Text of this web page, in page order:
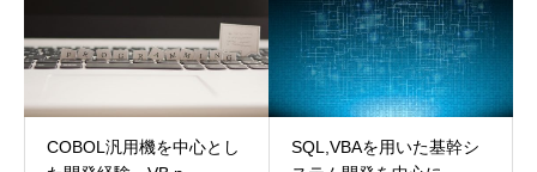
COBOL汎用機を中心とし
SQL,VBAを用いた基幹シ